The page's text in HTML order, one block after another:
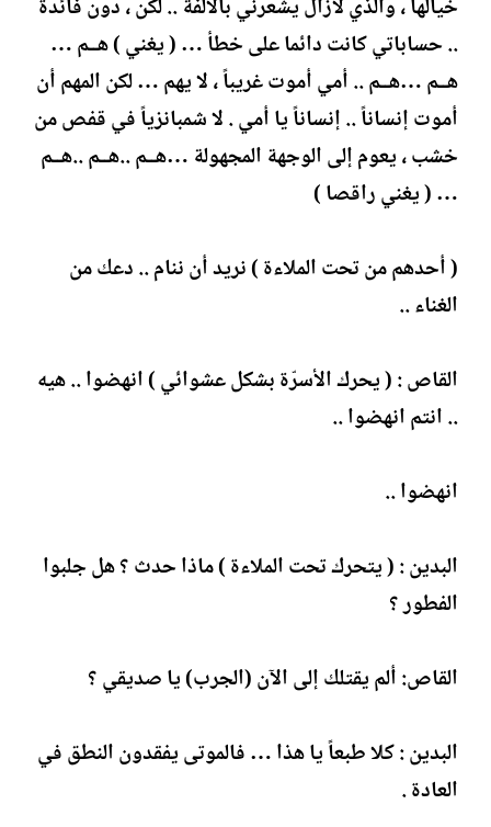
خيالها ، والذي لازال يشعرني بالألفة .. لكن ، دون فائدة
.. حساباتي كانت دائما على خطأ … ( يغني ) هــم …
هــم …هــم .. أمي أموت غريباً ، لا يهم … لكن المهم أن
أموت إنساناً .. إنساناً يا أمي . لا شمبانزياً في قفص من
خشب ، يعوم إلى الوجهة المجهولة …هــم ..هــم ..هــم
… ( يغني راقصا )
( أحدهم من تحت الملاءة ) نريد أن ننام .. دعك من
الغناء ..
القاص : ( يحرك الأسرّة بشكل عشوائي ) انهضوا .. هيه
.. انتم انهضوا ..
انهضوا ..
البدين : ( يتحرك تحت الملاءة ) ماذا حدث ؟ هل جلبوا
الفطور ؟
القاص: ألم يقتلك إلى الآن (الجرب) يا صديقي ؟
البدين : كلا طبعاً يا هذا … فالموتى يفقدون النطق في
العادة .